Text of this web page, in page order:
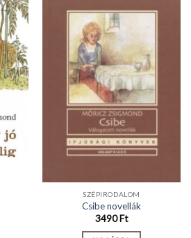
SZÉPIRODALOM
Csibe novellák
3490Ft